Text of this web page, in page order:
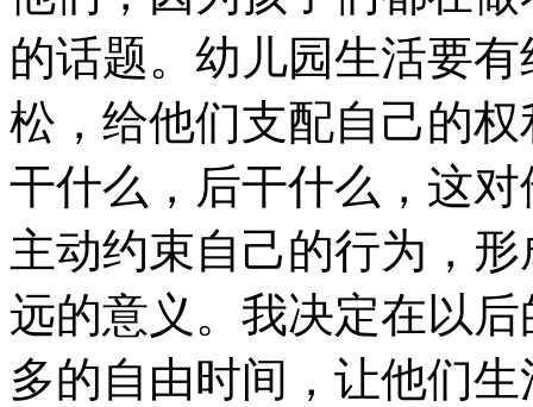
的话题。幼儿园生活要
松，给他们支配自己的
干什么，后干什么，这
主动约束自己的行为，
远的意义。我决定在以
多的自由时间，让他们